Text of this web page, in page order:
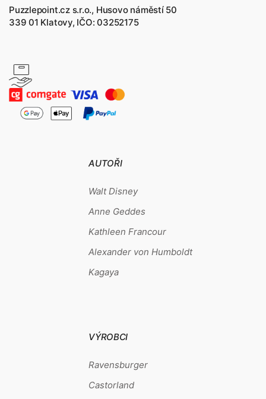
Puzzlepoint.cz s.r.o., Husovo náměstí 50
339 01 Klatovy, IČO: 03252175
AUTOŘI
Walt Disney
Anne Geddes
Kathleen Francour
Alexander von Humboldt
Kagaya
VÝROBCI
Ravensburger
Castorland